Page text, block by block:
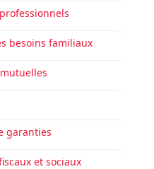
besoins familiaux
garanties
et sociaux